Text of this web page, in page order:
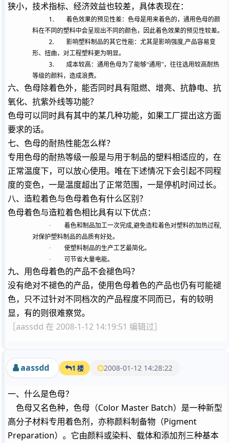
狭小，技术指标、经济效益也较差，具体表现在：
1.
着色效果的预见性差：色母是用来着色的，通用色母的颜
料在不同的塑料中会呈现出不同的颜色，因此着色效果的预见性较差。
2. 影响塑料制品的其它性能：尤其是影响强度,产品容易变
形、扭曲，对工程塑料更为明显。
3.
成本较高：通用色母为了能够“通用”，往往选用较高耐热
等级的颜料，造成浪费。
六、色母除着色外，能否同时具有阻燃、增亮、抗静电、抗
氧化、抗紫外线等功能？
色母可以同时具有其中的某几种功能，如果工厂提出这方面
要求的话。
七、色母的耐热性能怎么样？
专用色母的耐热等级一般是与用于制品的塑料相适应的，在
正常温度下，可以放心使用。唯在下述情况下会引起不同程
度的变色，一是温度超出了正常范围，一是停机时间过长。
八、造粒着色与色母着色有什么区别？
色母着色与造粒着色相比具有以下优点：
· 着色和制品加工一次完成,避免造粒着色对塑料的加热过程,
对保护塑料制品的品质有好处。
· 使塑料制品的生产工艺最简化。
· 可节省大量电能。
九、用色母着色的产品不会褪色吗？
没有绝对不褪色的产品，使用色母着色的产品也仍有可能褪
色，只不过针对不同档次的产品程度不同而已，有的较明
显，有的则很难察觉。
［aassdd 在 2008-1-12 14:19:51 编辑过］
aassdd 1 楼 2008-01-12 14:28:22
一、什么是色母？
色母又名色种，色母（Color Master Batch）是一种新型
高分子材料专用着色剂，亦称颜料制备物（Pigment
Preparation）。它由颜料或染料、载体和添加剂三种基本